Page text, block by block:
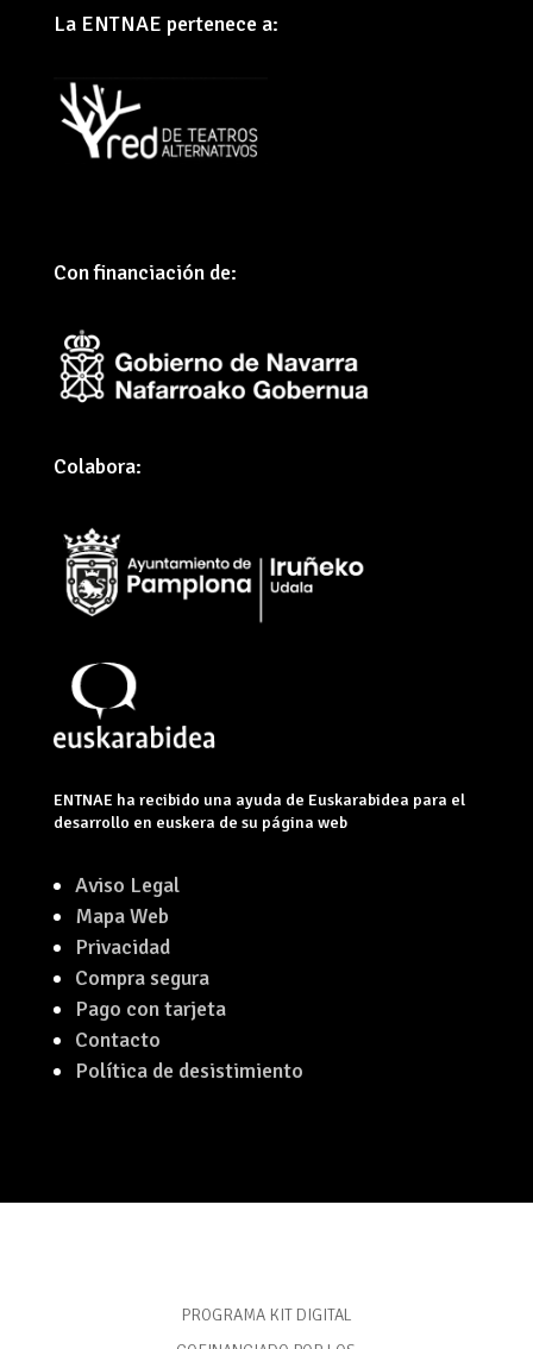
La ENTNAE pertenece a:
Con financiación de:
Colabora:
ENTNAE ha recibido una ayuda de Euskarabidea para el
desarrollo en euskera de su página web
Aviso Legal
Mapa Web
Privacidad
Compra segura
Pago con tarjeta
Contacto
Política de desistimiento
PROGRAMA KIT DIGITAL